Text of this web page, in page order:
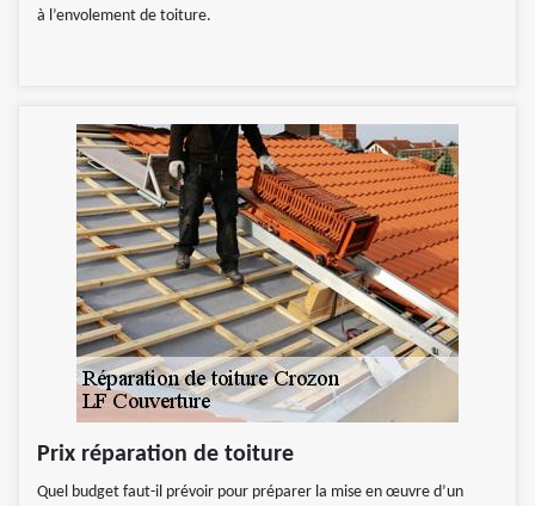
à l’envolement de toiture.
Prix réparation de toiture
Quel budget faut-il prévoir pour préparer la mise en œuvre d’un